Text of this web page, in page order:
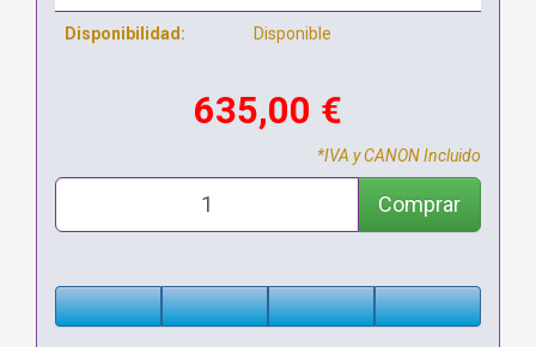
Disponibilidad: Disponible
635,00 €
*IVA y CANON Incluido
Comprar